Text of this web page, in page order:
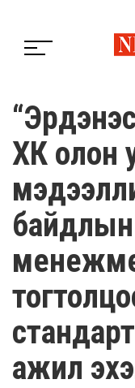
ХК олон
байдлын
ажил